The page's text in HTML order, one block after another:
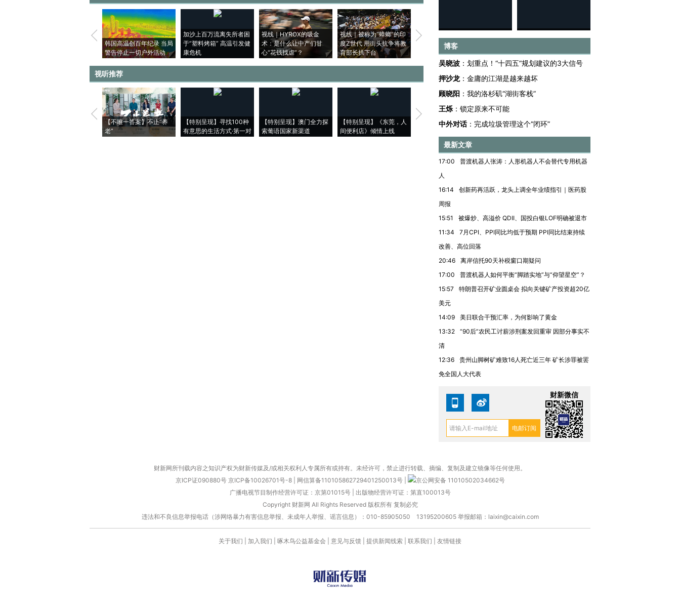
韩国高温创百年纪录 当局
警告停止一切户外活动
加沙上百万流离失所者困
于“塑料烤箱” 高温引发健
康危机
视线｜HYROX的吸金
术：是什么让中产们甘
心“花钱找虐”？
视线｜被称为“蟑螂”的印
度Z世代 用街头抗争将教
育部长拱下台
视线｜“入侵”还是“人道危
机”？难民潮撕裂西班牙
飞地休达
4000人
米
视听推荐
【不唯一答案】不止“养
老”
【特别呈现】寻找100种
有意思的生活方式·第一对
【特别呈现】澳门全力探
索葡语国家新渠道
【特别呈现】《东莞，人
间便利店》倾情上线
【推广】走进第四届链博
会，让数智科技“链”接产
【特别呈现】寻找100种
博客
吴晓波 ： 划重点！“十四五”规划建议的3大信号
押沙龙 ： 金庸的江湖是越来越坏
顾晓阳 ： 我的洛杉矶“湖街客栈”
王烁 ： 锁定原来不可能
中外对话： 完成垃圾管理这个“闭环”
最新文章
17:00
普渡机器人张涛：人形机器人不会替代专用机器
人
16:14
创新药再活跃，龙头上调全年业绩指引｜医药股
周报
15:51
被爆炒、高溢价 QDII、国投白银LOF明确被退市
11:34
7月CPI、PPI同比均低于预期 PPI同比结束持续
改善、高位回落
20:46
离岸信托90天补税窗口期疑问
17:00
普渡机器人如何平衡“脚踏实地”与“仰望星空”？
15:57
特朗普召开矿业圆桌会 拟向关键矿产投资超20亿
美元
14:09
美日联合干预汇率，为何影响了黄金
13:32
“90后”农民工讨薪涉刑案发回重审 因部分事实不
清
12:36
贵州山脚树矿难致16人死亡近三年 矿长涉罪被罢
免全国人大代表
财新微信
财新网所刊载内容之知识产权为财新传媒及/或相关权利人专属所有或持有。未经许可，禁止进行转载、摘编、复制及建立镜像等任何使用。
京ICP证090880号 京ICP备10026701号-8 网信算备110105862729401250013号
京公网安备 11010502034662号
广播电视节目制作经营许可证：京第01015号| 出版物经营许可证：第直100013号
Copyright 财新网 All Rights Reserved 版权所有 复制必究
违法和不良信息举报电话（涉网络暴力有害信息举报、未成年人举报、谣言信息）：010-85905050 13195200605 举报邮箱：laixin@caixin.com
关于我们 加入我们 啄木鸟公益基金会 意见与反馈 提供新闻线索 联系我们 友情链接